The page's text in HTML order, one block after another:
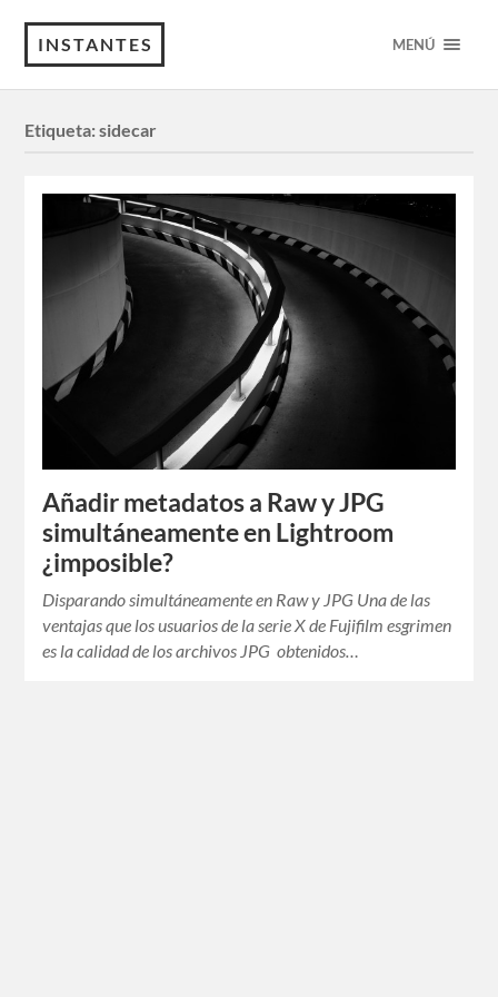
INSTANTES MENÚ
Etiqueta:sidecar
Añadir metadatos a Raw y JPG
simultáneamente en Lightroom
¿imposible?
Disparando simultáneamente en Raw y JPG Una de las
ventajas que los usuarios de la serie X de Fujifilm esgrimen
es la calidad de los archivos JPG obtenidos…